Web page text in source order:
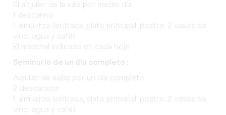
El alquiler de la sala por medio día
1 descanso
1 almuerzo (entrada, plato principal, postre, 2 vasos de
vino, agua y café)
El material indicado en cada hoja
Seminario de un día completo :
Alquiler de salas por un día completo
2 descansos
1 almuerzo (entrada, plato principal, postre, 2 vasos de
vino, agua y café)